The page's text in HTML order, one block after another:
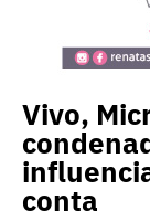
Vivo,
conta